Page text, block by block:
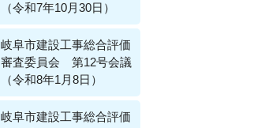
（令和7年10月30日）
岐阜市建設工事総合評価
審査委員会 第12号会議
（令和8年1月8日）
岐阜市建設工事総合評価